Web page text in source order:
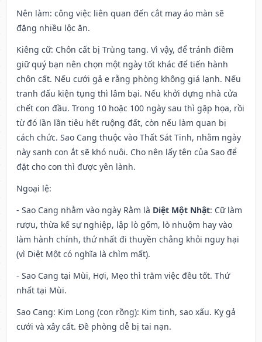
Nên làm: công việc liên quan đến cắt may áo màn sẽ
đặng nhiều lộc ăn.
Kiêng cữ: Chôn cất bị Trùng tang. Vì vậy, để tránh điềm
giữ quý bạn nên chọn một ngày tốt khác để tiến hành
chôn cất. Nếu cưới gả e rằng phòng không giá lạnh. Nếu
tranh đấu kiện tụng thì lâm bại. Nếu khởi dựng nhà cửa
chết con đầu. Trong 10 hoặc 100 ngày sau thì gặp họa, rồi
từ đó lần lần tiêu hết ruộng đất, còn nếu làm quan bị
cách chức. Sao Cang thuộc vào Thất Sát Tinh, nhằm ngày
này sanh con ắt sẽ khó nuôi. Cho nên lấy tên của Sao để
đặt cho con thì được yên lành.
Ngoại lệ:
- Sao Cang nhằm vào ngày Rằm là Diệt Một Nhật: Cữ làm
rượu, thừa kế sự nghiệp, lập lò gốm, lò nhuộm hay vào
làm hành chính, thứ nhất đi thuyền chẳng khỏi nguy hại
(vì Diệt Một có nghĩa là chìm mất).
- Sao Cang tại Mùi, Hợi, Mẹo thì trăm việc đều tốt. Thứ
nhất tại Mùi.
Sao Cang: Kim Long (con rồng): Kim tinh, sao xấu. Kỵ gả
cưới và xây cất. Đề phòng dễ bị tai nạn.